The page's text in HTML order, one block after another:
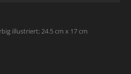
illustriert; 24.5 cm x 17 cm